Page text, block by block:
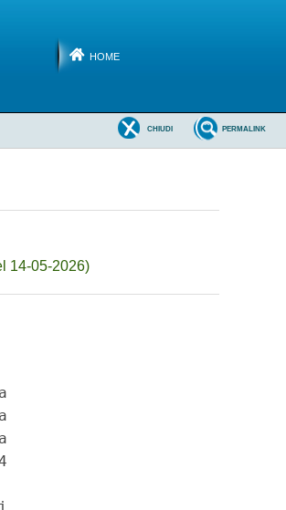
HOME
PERMALINK
CHIUDI
14-05-2026)